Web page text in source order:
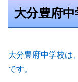
大分豊府中
大分豊府中学校は、
です。